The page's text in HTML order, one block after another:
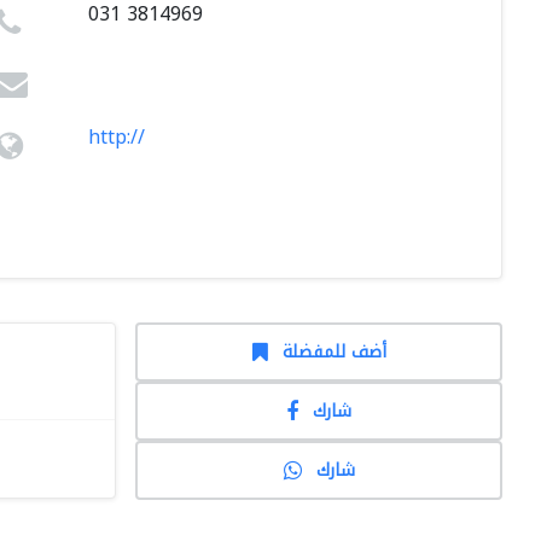
031 3814969
http://
أضف للمفضلة
شارك
شارك